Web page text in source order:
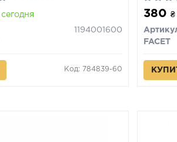
1194001600
Код: 784839-60
380₴
FACET